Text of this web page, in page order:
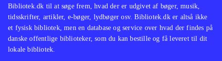
Bibliotek.dk til at søge frem, hvad der er udgivet af bøger, musik,
tidsskrifter, artikler, e-bøger, lydbøger osv. Bibliotek.dk er altså ikke
et fysisk bibliotek, men en database og service over hvad der findes på
danske offentlige biblioteker, som du kan bestille og få leveret til dit
lokale bibliotek.